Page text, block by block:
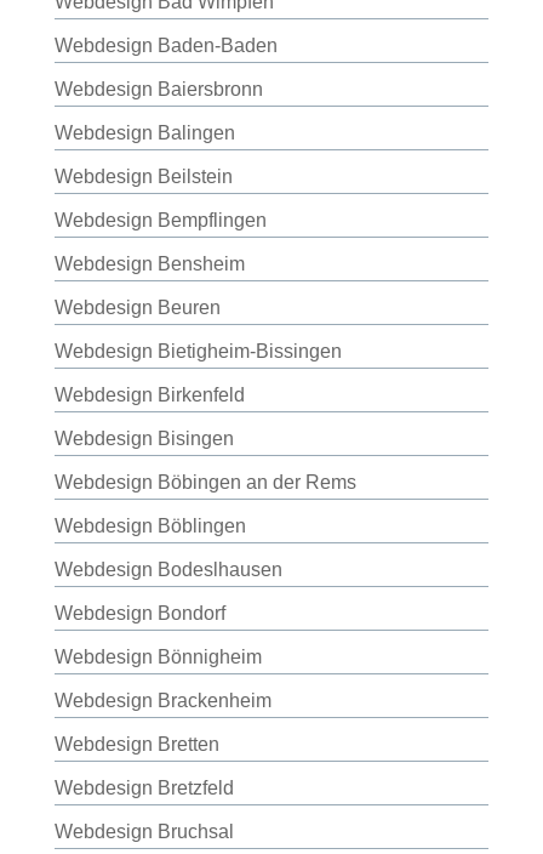
Webdesign Baden-Baden
Webdesign Baiersbronn
Webdesign Balingen
Webdesign Beilstein
Webdesign Bempflingen
Webdesign Bensheim
Webdesign Beuren
Webdesign Bietigheim-Bissingen
Webdesign Birkenfeld
Webdesign Bisingen
Webdesign Böbingen an der Rems
Webdesign Böblingen
Webdesign Bodeslhausen
Webdesign Bondorf
Webdesign Bönnigheim
Webdesign Brackenheim
Webdesign Bretten
Webdesign Bretzfeld
Webdesign Bruchsal